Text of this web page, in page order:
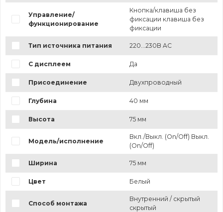
Управление/
функционирование
Кнопка/клавиша без
фиксации клавиша без
фиксации
Тип источника питания 220...230В AC
С дисплеем Да
Присоединение Двухпроводный
Глубина 40 мм
Высота 75 мм
Модель/исполнение
Вкл./Выкл. (On/Off) Выкл.
(On/Off)
Ширина 75 мм
Цвет Белый
Способ монтажа
Внутренний / скрытый
скрытый